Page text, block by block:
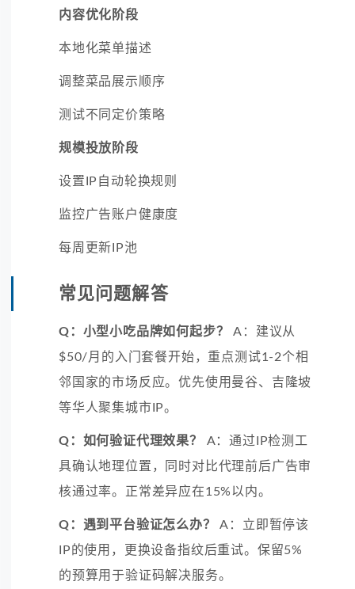
内容优化阶段
本地化菜单描述
调整菜品展示顺序
测试不同定价策略
规模投放阶段
设置IP自动轮换规则
监控广告账户健康度
每周更新IP池
常见问题解答
Q：小型小吃品牌如何起步？
A：建议从
$50/月的入门套餐开始，重点测试1-2个相
邻国家的市场反应。优先使用曼谷、吉隆坡
等华人聚集城市IP。
Q：如何验证代理效果？
A：通过IP检测工
具确认地理位置，同时对比代理前后广告审
核通过率。正常差异应在15%以内。
Q：遇到平台验证怎么办？
A：立即暂停该
IP的使用，更换设备指纹后重试。保留5%
的预算用于验证码解决服务。